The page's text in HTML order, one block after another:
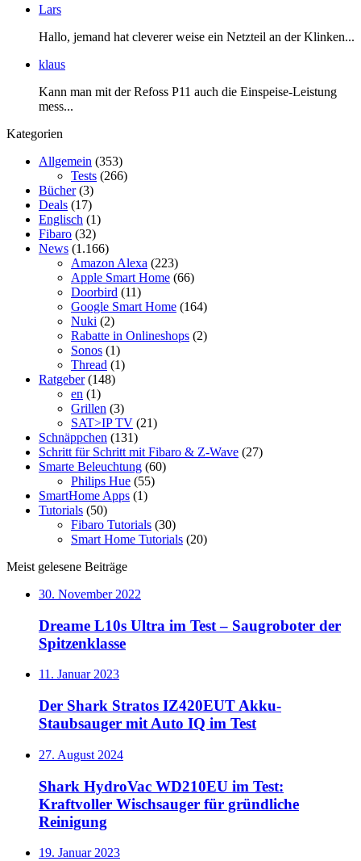
Lars
Hallo, jemand hat cleverer weise ein Netzteil an der Klinken...
klaus
Kann man mit der Refoss P11 auch die Einspeise-Leistung
mess...
Kategorien
Allgemein (353)
Tests (266)
Bücher(3)
Deals (17)
Englisch (1)
Fibaro (32)
News (1.166)
Amazon Alexa (223)
Apple Smart Home (66)
Doorbird (11)
Google Smart Home (164)
Nuki (2)
Rabatte in Onlineshops (2)
Sonos (1)
Thread (1)
Ratgeber(148)
en (1)
Grillen (3)
SAT>IP TV (21)
Schnäppchen (131)
Schritt für Schritt mit Fibaro & Z-Wave (27)
Smarte Beleuchtung (60)
Philips Hue (55)
SmartHome Apps (1)
Tutorials (50)
Fibaro Tutorials (30)
Smart Home Tutorials (20)
Meist gelesene Beiträge
30. November 2022
Dreame L10s Ultra im Test – Saugroboter der
Spitzenklasse
11. Januar 2023
Der Shark Stratos IZ420EUT Akku-
Staubsauger mit Auto IQ im Test
27. August 2024
Shark HydroVac WD210EU im Test:
Kraftvoller Wischsauger für gründliche
Reinigung
19. Januar 2023